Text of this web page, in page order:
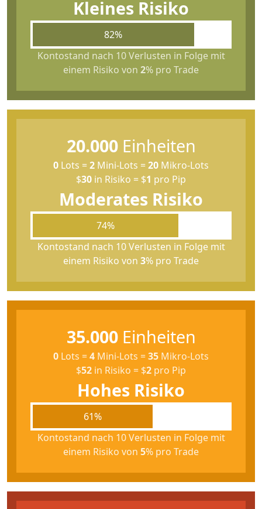
Kleines Risiko
82%
Kontostand nach 10 Verlusten in Folge mit
einem Risiko von 2% pro Trade
20.000Einheiten
0 Lots =2 Mini-Lots =20 Mikro-Lots
$30 in Risiko = $1 pro Pip
Moderates Risiko
74%
Kontostand nach 10 Verlusten in Folge mit
einem Risiko von 3% pro Trade
35.000Einheiten
0 Lots =4 Mini-Lots =35 Mikro-Lots
$52 in Risiko = $2 pro Pip
Hohes Risiko
61%
Kontostand nach 10 Verlusten in Folge mit
einem Risiko von 5% pro Trade